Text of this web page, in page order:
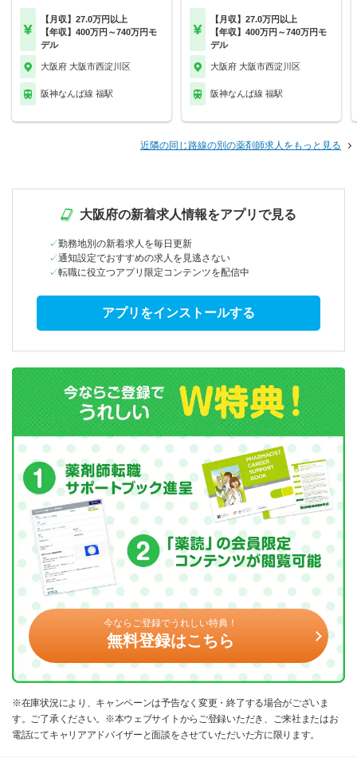
【月収】27.0万円以上
【年収】400万円～740万円モ
デル
大阪府 大阪市西淀川区
阪神なんば線 福駅
【月収】27.0万円以上
【年収】400万円～740万円モ
デル
大阪府 大阪市西淀川区
阪神なんば線 福駅
近隣の同じ路線の別の薬剤師求人をもっと見る
大阪府の新着求人情報をアプリで見る
勤務地別の新着求人を毎日更新
通知設定でおすすめの求人を見逃さない
転職に役立つアプリ限定コンテンツを配信中
アプリをインストールする
今ならご登録でうれしい特典！
無料登録はこちら
※在庫状況により、キャンペーンは予告なく変更・終了する場合がございま
す。ご了承ください。※本ウェブサイトからご登録いただき、ご来社またはお
電話にてキャリアアドバイザーと面談をさせていただいた方に限ります。